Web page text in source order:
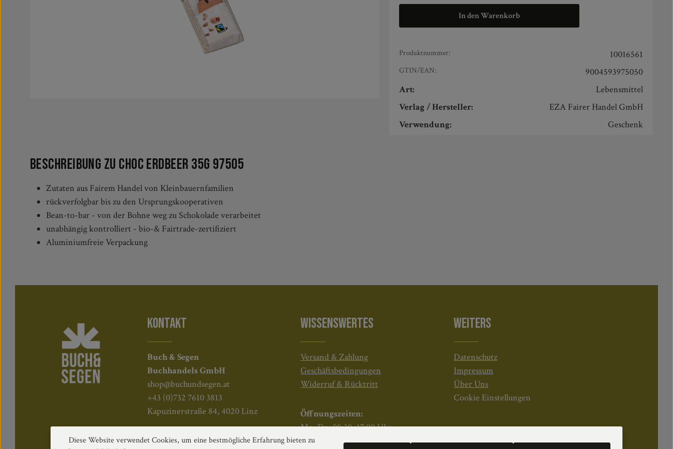
In den Warenkorb
Produktnummer: 10016561
GTIN/EAN:
9004593975050
Art:
Lebensmittel
Verlag / Hersteller:
EZA Fairer Handel GmbH
Verwendung:
Geschenk
Beschreibung zu Choc Erdbeer 35g 97505
Zutaten aus Fairem Handel von Kleinbauernfamilien
rückverfolgbar bis zu den Ursprungskooperativen
Bean-to-bar - von der Bohne weg zu Schokolade verarbeitet
unabhängig kontrolliert - bio-& Fairtrade-zertifiziert
Aluminiumfreie Verpackung
KONTAKT
Buch & Segen
Buchhandels GmbH
shop@buchundsegen.at
+43 (0)732 7610 3813
Kapuzinerstraße 84, 4020 Linz
WISSENSWERTES
Versand & Zahlung
Geschäftsbedingungen
Widerruf & Rücktritt
Öffnungszeiten:
Mo–Do: 08:30–17:00 Uhr
Fr: 08:30–12:30 Uhr
WEITERS
Datenschutz
Impressum
Über Uns
Cookie Einstellungen
Diese Website verwendet Cookies, um eine bestmögliche Erfahrung bieten zu